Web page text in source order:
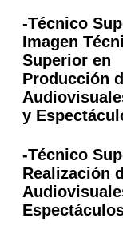
-Técnico
Imagen
Superior en
Producción
y
-Técnico
Realización